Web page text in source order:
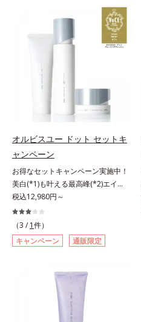
ズに。3ステップで上向き(*10)のハ
リと透明感を。効果的なシナジー設
計で、あなたのエイジングケアを応
援します。*1 メラニンの生成を抑
シュ除く）*2 オルビス内スキンケ
アシリーズの保湿力*3 年齢に応じ
たお手入れのこと*4 うるおいによ
る*5 乾燥、ハリ・ツヤのなさ
*6 乾燥による*7 保湿成分*8
ロニセラカエルレア果汁、ノバラエ
キス配合＝うるおいを与えハリと透
明感に満ちた肌へ導く保湿成分*9
メマツヨイグサ抽出液、スイカズラ
エキス配合＝角層のすみずみまで水
分・油分を保ち、ハリ・ツヤを与え
る保湿成分*10 気持ちのことアレ
ルギーテスト済＝全ての方にアレル
ギーが起こらないということではあ
望の敏感肌用保湿スキンケアライン
「オルビス アクアニスト」。乾燥
敏感スランプの原因にアプローチす
る持続型トリプルアミノ酸(*4)を配
異物として排出されにくく、肌にと
どまってうるおいを蓄えてくれま
す。刺激を受けやすくなった角層を
うるおいで満たし、脱・敏感肌を目
指します。無油分・無着色・無香
料・アルコールフリー・パラベンフ
リーで、徹底的に肌に寄り添いま
す。*1 乾燥と敏感をくり返すこと
*2 敏感肌対象連用テスト済（すべ
ての方のお肌に合うということでは
ありません）*3 乾燥して敏感に感
じやすい状態のこと*4 発酵アミノ
酸（ポリグルタミン酸）配合＝乾燥
を防ぎ、うるおいに満ちた肌へ導く
保湿成分、植物由来アミノ酸（エル
こやかに保つ保湿成分、微生物由来
アミノ酸（エクトイン）配合＝乱れ
た角層にうるおいを与え、肌荒れを
オルビスユー ドット セットキ
ャンペーン
お得なセットキャンペーン実施中！
美白(*1)も叶える最高峰(*2)エイジ
ングケア(*3)。ハリも透明感(*4)も
結果主義。年齢サイン(*5)の因子に
着目した肌科学エイジングケア(*3)
シリーズ。オルビスユー ドットシ
リーズは、年齢による肌悩み一つ一
ていることの根本原因に着目。加齢
とともに現れる年齢サイン(*5)につ
いて研究を進めたところ、弾力感の
ない状態である「ハリのなさ」や、
税込12,980円～
（3 / 1件）
キャンペーン
通販限定